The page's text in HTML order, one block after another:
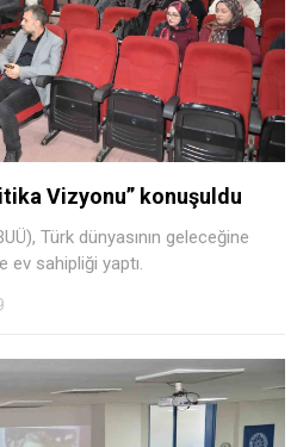
Vizyonu” konuşuldu
Türk dünyasının geleceğine
ev sahipliği yaptı.